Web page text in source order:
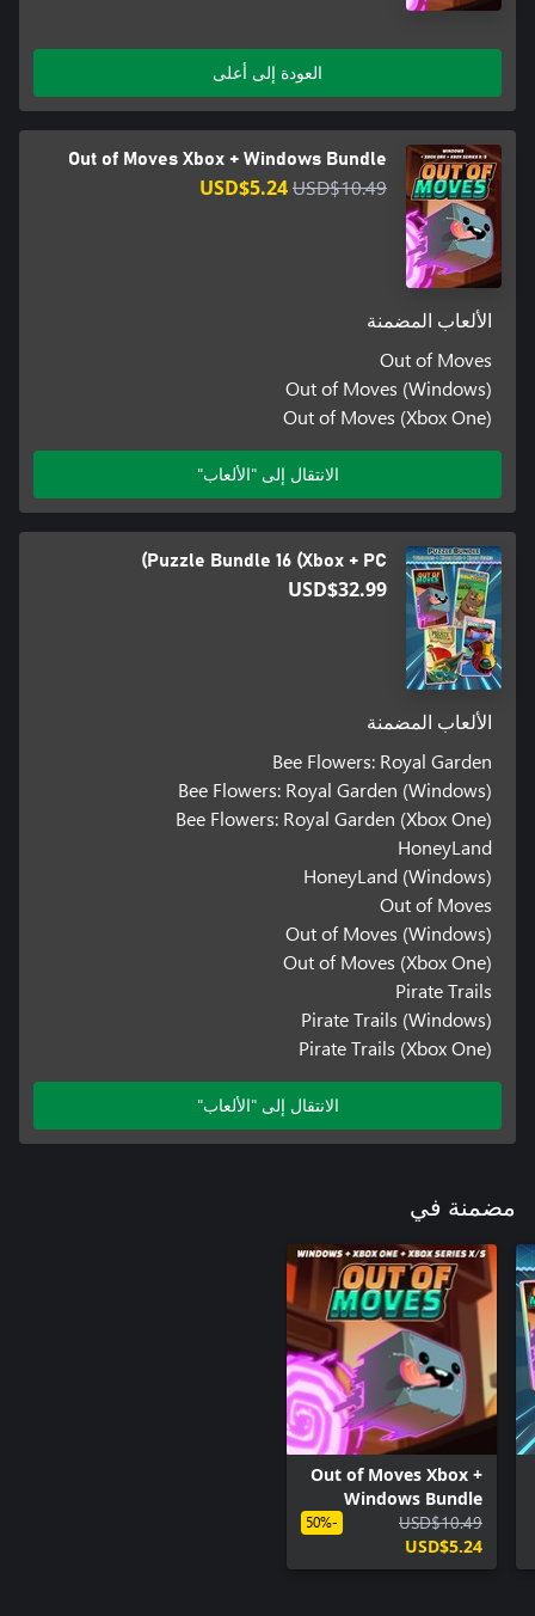
العودة إلى أعلى
Out of Moves Xbox + Windows Bundle
USD$10.49
USD$5.24
الألعاب المضمنة
Out of Moves
Out of Moves (Windows)
Out of Moves (Xbox One)
الانتقال إلى "الألعاب"
Puzzle Bundle 16 (Xbox + PC)
USD$32.99
الألعاب المضمنة
Bee Flowers: Royal Garden
Bee Flowers: Royal Garden (Windows)
Bee Flowers: Royal Garden (Xbox One)
HoneyLand
HoneyLand (Windows)
Out of Moves
Out of Moves (Windows)
Out of Moves (Xbox One)
Pirate Trails
Pirate Trails (Windows)
Pirate Trails (Xbox One)
الانتقال إلى "الألعاب"
مضمنة في
Out of Moves Xbox +
Windows Bundle
USD$10.49
USD$5.24
-50%